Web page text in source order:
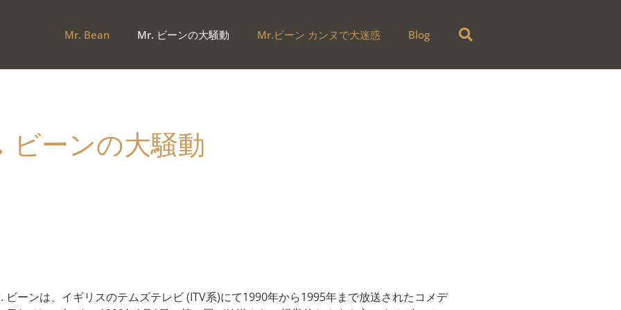
Mr. Bean Mr. ビーンの大騒動 Mr.ビーン カンヌで大迷惑 Blog
ーンの大騒動
ビーンは、イギリスのテムズテレビ (ITV系)にて1990年から1995年まで放送されたコメデ